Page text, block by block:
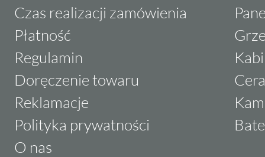
Czas realizacji zamówienia
Płatność
Regulamin
Doręczenie towaru
Reklamacje
Polityka prywatności
O nas